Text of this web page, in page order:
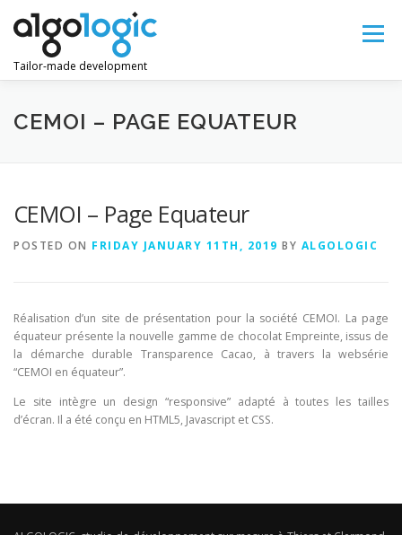
content
Tailor-made development
Menu
LANGUAGE:
CEMOI – PAGE EQUATEUR
CEMOI – Page Equateur
POSTED ON FRIDAY JANUARY 11TH, 2019 BY ALGOLOGIC
Réalisation d’un site de présentation pour la société CEMOI. La page
équateur présente la nouvelle gamme de chocolat Empreinte, issus de
la démarche durable Transparence Cacao, à travers la websérie
“CEMOI en équateur”.
Le site intègre un design “responsive” adapté à toutes les tailles
d’écran. Il a été conçu en HTML5, Javascript et CSS.